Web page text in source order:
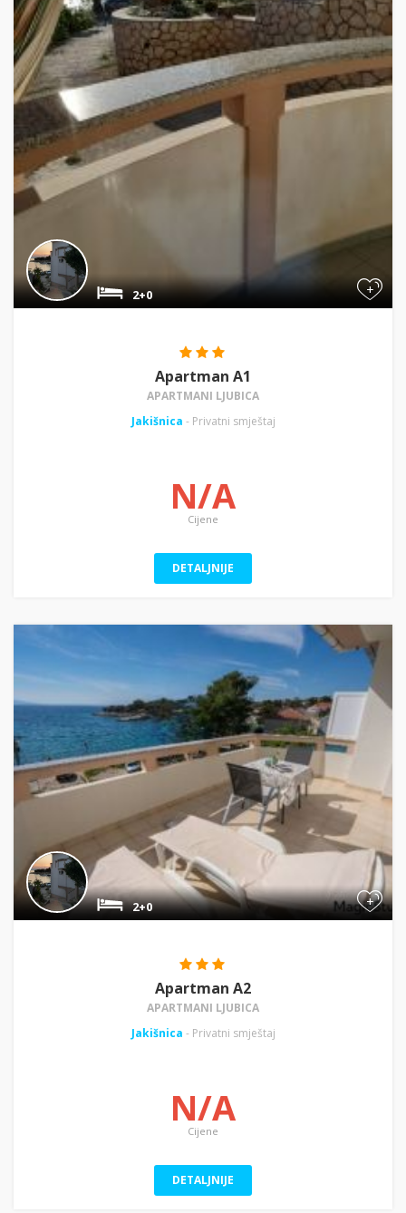
+
2+0
Apartman A1
APARTMANI LJUBICA
Jakišnica - Privatni smještaj
N/A
Cijene
DETALJNIJE
+
2+0
Apartman A2
APARTMANI LJUBICA
Jakišnica - Privatni smještaj
N/A
Cijene
DETALJNIJE